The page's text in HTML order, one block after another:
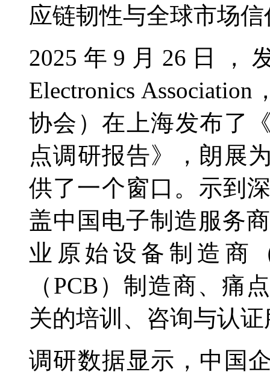
应链韧性与全球市场
2025年9月26日，
Electronics
协会）在上海发布了
点调研报告》，朗展
供了一个窗口。示到
盖中国电子制造服务
业原始设备制造商
（PCB）制造商、痛
关的培训、咨询与认
调研数据显示，中国